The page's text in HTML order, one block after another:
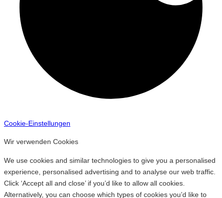
Cookie-Einstellungen
Wir verwenden Cookies
We use cookies and similar technologies to give you a personalised
experience, personalised advertising and to analyse our web traffic.
Click ‘Accept all and close’ if you’d like to allow all cookies.
Alternatively, you can choose which types of cookies you’d like to